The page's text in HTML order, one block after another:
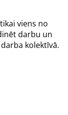
viens no
darbu un
kolektīvā.